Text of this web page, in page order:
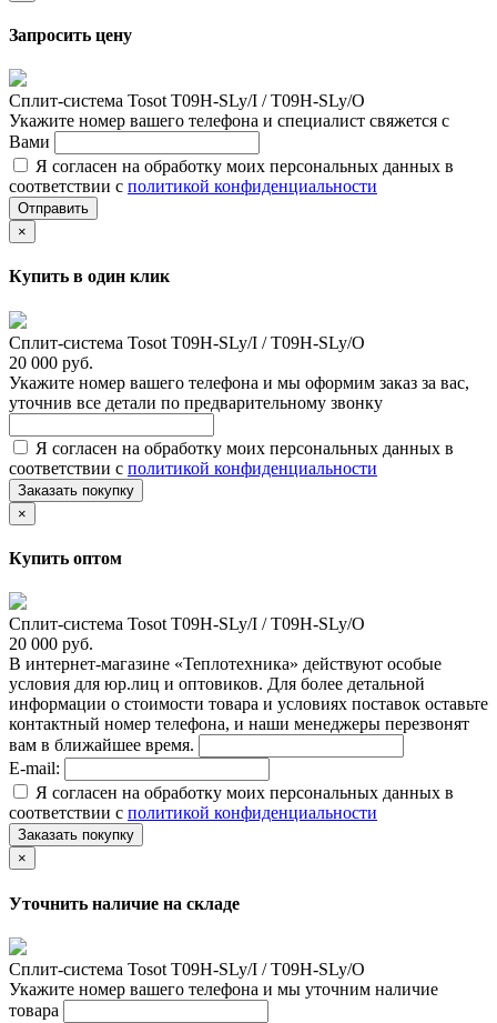
Запросить цену
Сплит-система Tosot T09H-SLy/I / T09H-SLy/O
Укажите номер вашего телефона и специалист свяжется с
Вами
Я согласен на обработку моих персональных данных в
соответствии с политикой конфиденциальности
Отправить
×
Купить в один клик
Сплит-система Tosot T09H-SLy/I / T09H-SLy/O
20 000 руб.
Укажите номер вашего телефона и мы оформим заказ за вас,
уточнив все детали по предварительному звонку
Я согласен на обработку моих персональных данных в
соответствии с политикой конфиденциальности
Заказать покупку
×
Купить оптом
Сплит-система Tosot T09H-SLy/I / T09H-SLy/O
20 000 руб.
В интернет-магазине «Теплотехника» действуют особые
условия для юр.лиц и оптовиков. Для более детальной
информации о стоимости товара и условиях поставок оставьте
контактный номер телефона, и наши менеджеры перезвонят
вам в ближайшее время.
E-mail:
Я согласен на обработку моих персональных данных в
соответствии с политикой конфиденциальности
Заказать покупку
×
Уточнить наличие на складе
Сплит-система Tosot T09H-SLy/I / T09H-SLy/O
Укажите номер вашего телефона и мы уточним наличие
товара